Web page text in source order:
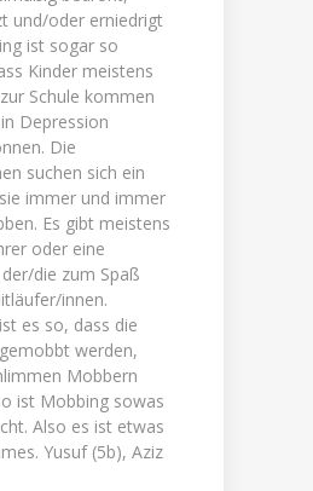
und/oder erniedrigt
ist sogar so
Kinder meistens
Schule kommen
Depression
Die
suchen sich ein
immer und immer
Es gibt meistens
oder eine
die zum Spaß
innen.
es so, dass die
werden,
Mobbern
ist Mobbing sowas
Also es ist etwas
Yusuf (5b), Aziz